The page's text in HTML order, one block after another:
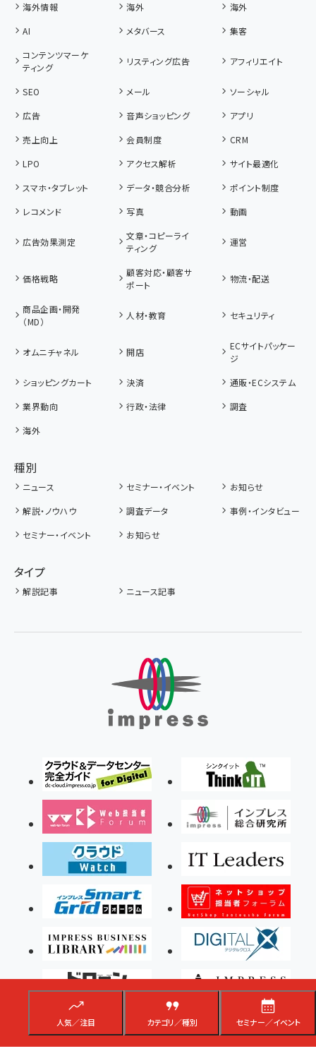
人気／注目 カテゴリ／種別 セミナー／イベント
海外情報 海外
海外
AI
メタバース
集客
コンテンツマーケ
ティング
リスティング広告 アフィリエイト
SEO メール
ソーシャル
広告
音声ショッピング
アプリ
売上向上
会員制度
CRM
LPO
アクセス解析
サイト最適化
スマホ・タブレット
データ・競合分析
ポイント制度
レコメンド
写真 動画
広告効果測定
文章・コピーライ
ティング
運営
価格戦略
顧客対応・顧客サ
ポート
物流・配送
商品企画・開発
（MD）
人材・教育 セキュリティ
オムニチャネル 開店
ECサイトパッケー
ジ
ショッピングカート
決済
通販・ECシステム
業界動向
行政・法律
調査
海外
種別
ニュース セミナー・イベント
お知らせ
解説・ノウハウ
調査データ
事例・インタビュー
セミナー・イベント
お知らせ
タイプ
解説記事 ニュース記事